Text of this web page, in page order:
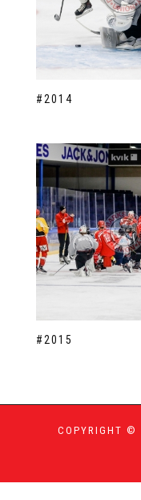
#2014
#2015
COPYRIGHT ©